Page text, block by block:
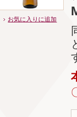
お気に入りに追加